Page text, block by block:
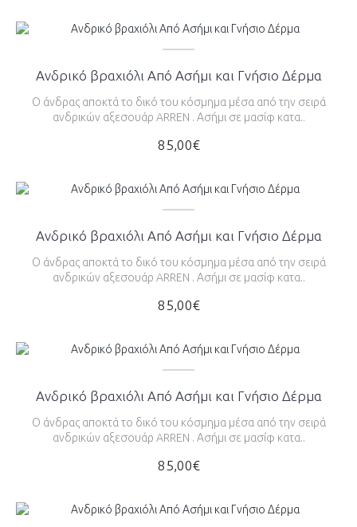
Ανδρικό βραχιόλι Από Ασήμι και Γνήσιο Δέρμα
Ο άνδρας αποκτά το δικό του κόσμημα μέσα από την σειρά
ανδρικών αξεσουάρ ARREN . Ασήμι σε μασίφ κατα..
85,00€
Ανδρικό βραχιόλι Από Ασήμι και Γνήσιο Δέρμα
Ο άνδρας αποκτά το δικό του κόσμημα μέσα από την σειρά
ανδρικών αξεσουάρ ARREN . Ασήμι σε μασίφ κατα..
85,00€
Ανδρικό βραχιόλι Από Ασήμι και Γνήσιο Δέρμα
Ο άνδρας αποκτά το δικό του κόσμημα μέσα από την σειρά
ανδρικών αξεσουάρ ARREN . Ασήμι σε μασίφ κατα..
85,00€